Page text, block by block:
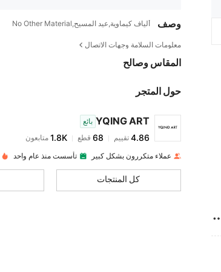
وصف ألياف كيماوية,عيد المسيح,No Other Material
معلومات السلامة وجهات الاتصال
المقاس وصالح
حول المتجر
YQING ART بائع
4.86
68قطع
h***s تم دفعمنذ 1 يوم
عملاء متكررون بشكل كبير تأسست منذ عام واحد
كل المنتجات